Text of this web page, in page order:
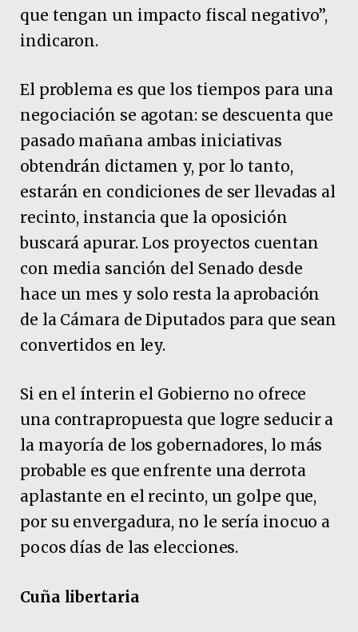
que tengan un impacto fiscal negativo”,
indicaron.
El problema es que los tiempos para una
negociación se agotan: se descuenta que
pasado mañana ambas iniciativas
obtendrán dictamen y, por lo tanto,
estarán en condiciones de ser llevadas al
recinto, instancia que la oposición
buscará apurar. Los proyectos cuentan
con media sanción del Senado desde
hace un mes y solo resta la aprobación
de la Cámara de Diputados para que sean
convertidos en ley.
Si en el ínterin el Gobierno no ofrece
una contrapropuesta que logre seducir a
la mayoría de los gobernadores, lo más
probable es que enfrente una derrota
aplastante en el recinto, un golpe que,
por su envergadura, no le sería inocuo a
pocos días de las elecciones.
Cuña libertaria